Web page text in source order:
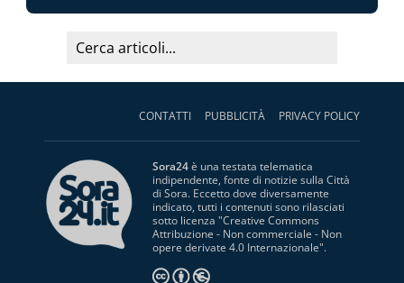
CONTATTI PUBBLICITÀ PRIVACY POLICY
Sora24è una testata telematica
indipendente, fonte di notizie sulla Città
di Sora. Eccetto dove diversamente
indicato, tutti i contenuti sono rilasciati
sotto licenza "Creative Commons
Attribuzione - Non commerciale - Non
opere derivate 4.0 Internazionale".